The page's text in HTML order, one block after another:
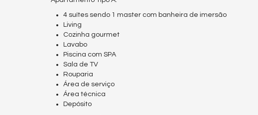
4 suítes sendo 1 master com banheira de imersão
Living
Cozinha gourmet
Lavabo
Piscina com SPA
Sala de TV
Rouparia
Área de serviço
Área técnica
Depósito